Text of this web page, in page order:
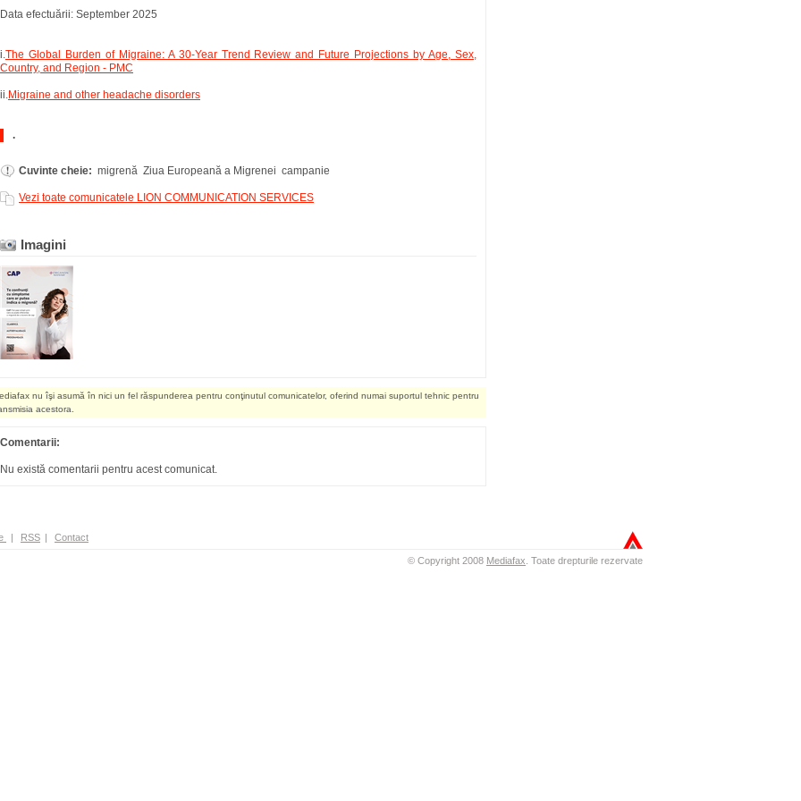
Data efectuării: September 2025
i.The Global Burden of Migraine: A 30-Year Trend Review and Future Projections by Age, Sex,
Country, and Region - PMC
ii.Migraine and other headache disorders
.
Cuvinte cheie: migrenă Ziua Europeană a Migrenei campanie
Vezi toate comunicatele LION COMMUNICATION SERVICES
Imagini
nu îşi asumă în nici un fel răspunderea pentru conţinutul comunicatelor, oferind numai suportul tehnic pentru
acestora.
Comentarii:
Nu există comentarii pentru acest comunicat.
| RSS | Contact
© Copyright 2008 Mediafax Toate drepturile rezervate